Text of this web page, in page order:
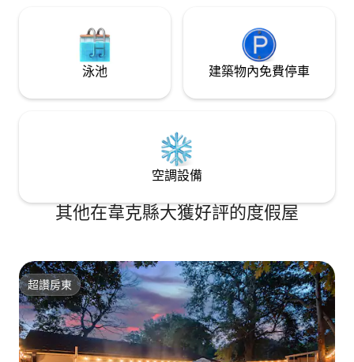
泳池 建築物內免費停車
空調設備
其他在韋克縣大獲好評的度假屋
超讚房東
超讚房東